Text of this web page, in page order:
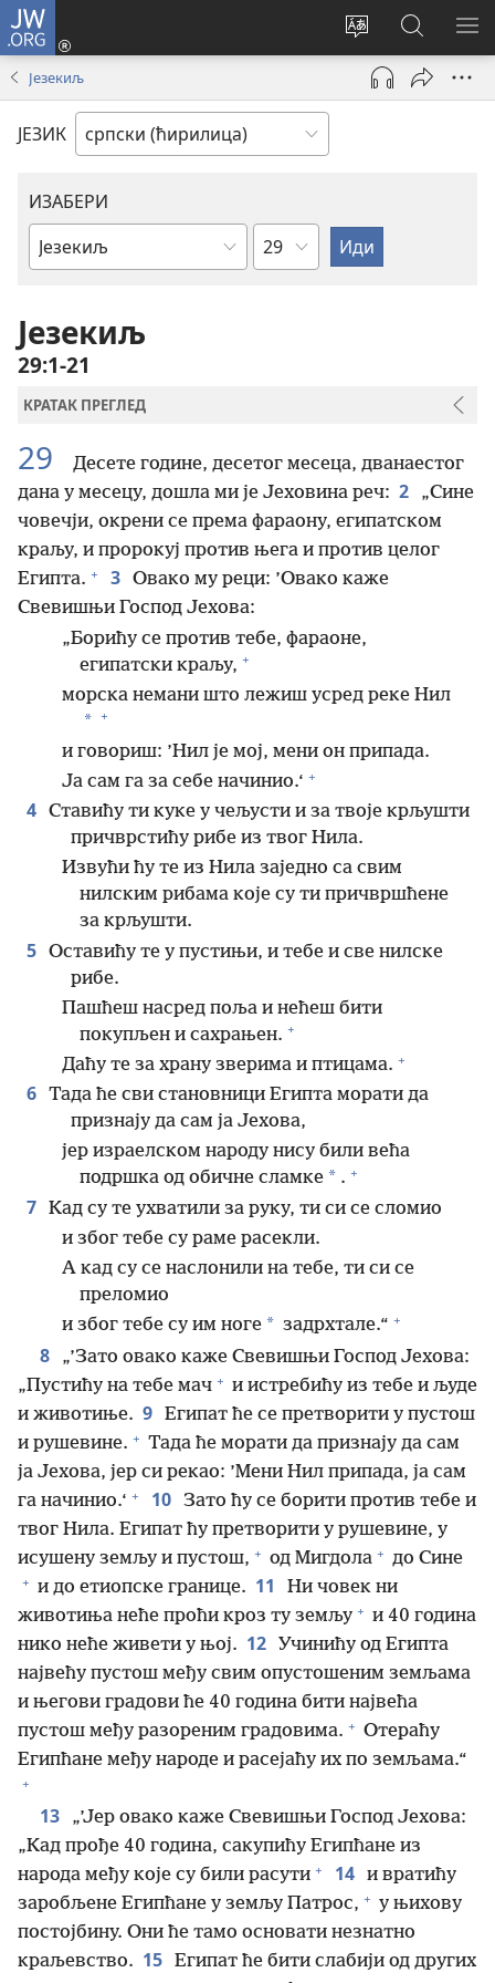
JW.ORG
Промени
језик
сајта
Пријава
(отвара
прозор)
Претрага
сајта
JW.ORG
Језекиљ
ЈЕЗИК
ИЗАБЕРИ
Библијска
Поглавље
Језекиљ
29:1-21
КРАТАК ПРЕГЛЕД
29
Десете године, десетог месеца, дванаестог
дана у месецу, дошла ми је Јеховина реч: 2
„Сине
човечји, окрени се према фараону, египатском
краљу, и пророкуј против њега и против целог
Египта. + 3 Овако му реци: ’Овако каже
Свевишњи Господ Јехова:
„Борићу се против тебе, фараоне,
египатски краљу, +
морска немани што лежиш усред реке Нил
* +
и говориш: ’Нил је мој, мени он припада.
Ја сам га за себе начинио.‘ +
4 Ставићу ти куке у чељусти и за твоје крљушти
причврстићу рибе из твог Нила.
Извући ћу те из Нила заједно са свим
нилским рибама које су ти причвршћене
за крљушти.
5 Оставићу те у пустињи, и тебе и све нилске
рибе.
Пашћеш насред поља и нећеш бити
покупљен и сахрањен. +
Даћу те за храну зверима и птицама. +
6 Тада ће сви становници Египта морати да
признају да сам ја Јехова,
јер израелском народу нису били већа
подршка од обичне сламке * . +
7 Кад су те ухватили за руку, ти си се сломио
и због тебе су раме расекли.
А кад су се наслонили на тебе, ти си се
преломио
и због тебе су им ноге * задрхтале.“ +
8
„’Зато овако каже Свевишњи Господ Јехова:
„Пустићу на тебе мач + и истребићу из тебе и људе
и животиње. 9 Египат ће се претворити у пустош
и рушевине. + Тада ће морати да признају да сам
ја Јехова, јер си рекао: ’Мени Нил припада, ја сам
га начинио.‘ + 10 Зато ћу се борити против тебе и
твог Нила. Египат ћу претворити у рушевине, у
исушену земљу и пустош, + од Мигдола + до Сине
+ и до етиопске границе. 11
Ни човек ни
животиња неће проћи кроз ту земљу + и 40 година
нико неће живети у њој. 12
Учинићу од Египта
највећу пустош међу свим опустошеним земљама
и његови градови ће 40 година бити највећа
пустош међу разореним градовима. + Отераћу
Египћане међу народе и расејаћу их по земљама.“
+
13
„’Јер овако каже Свевишњи Господ Јехова:
„Кад прође 40 година, сакупићу Египћане из
народа међу које су били расути + 14 и вратићу
заробљене Египћане у земљу Патрос, + у њихову
постојбину. Они ће тамо основати незнатно
краљевство. 15 Египат ће бити слабији од других